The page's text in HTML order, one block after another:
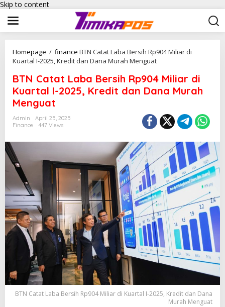
Skip to content
Homepage / finance BTN Catat Laba Bersih Rp904 Miliar di
Kuartal I-2025, Kredit dan Dana Murah Menguat
BTN Catat Laba Bersih Rp904 Miliar di
Kuartal I-2025, Kredit dan Dana Murah
Menguat
Admin
April 25, 2025
Finance
447 Views
BTN Catat Laba Bersih Rp904 Miliar di Kuartal I-2025, Kredit dan Dana
Murah Menguat